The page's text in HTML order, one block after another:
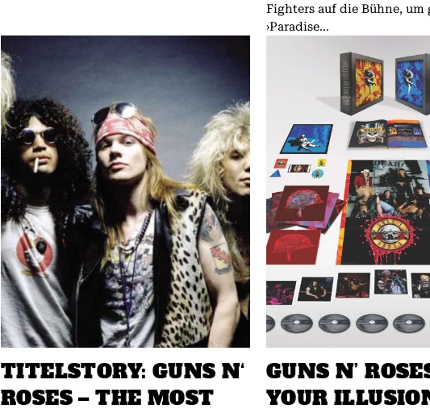
Fighters auf die Bühne, um
›Paradise...
TITELSTORY: GUNS N‘
ROSES – THE MOST
GUNS N’
YOUR